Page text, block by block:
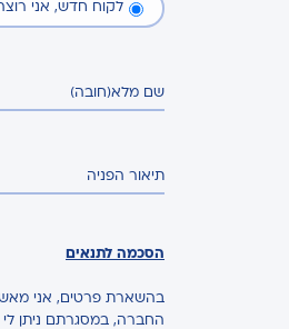
לקוח חדש, אני
שם מלא(חובה)
תיאור הפניה
הסכמה לתנאים
בהשארת פרטים, אני
החברה, במסגרתם ניתן לי